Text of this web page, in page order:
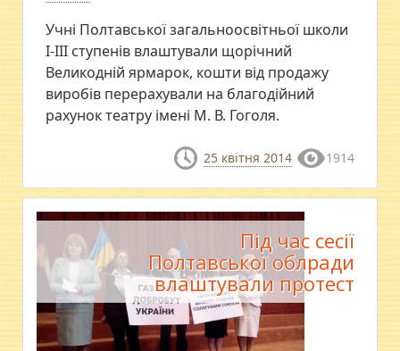
Учні Полтавської загальноосвітньої школи
І-ІІІ ступенів влаштували щорічний
Великодній ярмарок, кошти від продажу
виробів перерахували на благодійний
рахунок театру імені М. В. Гоголя.
25 квітня 2014 1914
Під час сесії
Полтавської облради
влаштували протест